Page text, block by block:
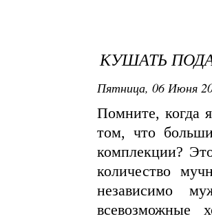
КУШАТЬ
Пятница, 06 Июня
Помните, когда
том, что
комплекции?
количество
независимо
всевозможные